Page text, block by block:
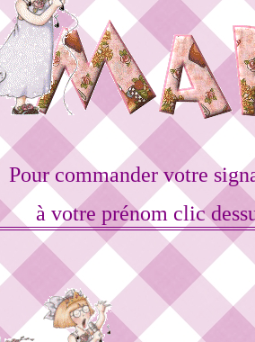
Pour commander votre
à votre prénom clic